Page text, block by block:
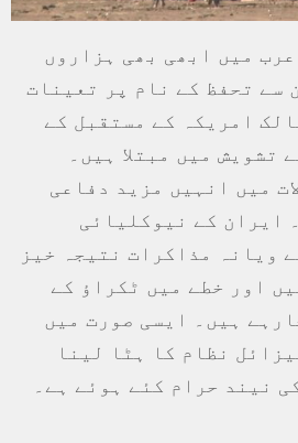
عرب میں ابھی بھی ہزاروں
سے تحفظ کے نام پر تعینات
امریکہ کے مستقبل کے
تشویش میں مبتلا ہیں۔
میں انہیں مزید دفاعی
ایران کے نیوکلیائی
ویانہ مذاکرات نتیجہ خیز
اور خطے میں ٹکراؤ کے
ہیں۔ ایسی صورت میں
نظام کا ہٹا لینا
نیند حرام کئے ہوئے ہے۔